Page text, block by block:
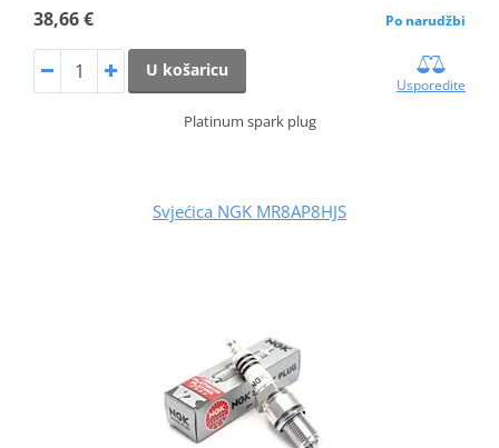
38,66 € Po narudžbi
U košaricu
Usporedite
Platinum spark plug
Svjećica NGK MR8AP8HJS